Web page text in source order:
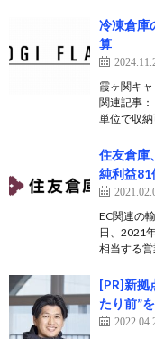
冷凍倉庫
算
霞ヶ関キ
関連記事
単位で収
住友倉庫
純利益81
EC関連の
日、2021
相当する
[PR]新拠
たり前”